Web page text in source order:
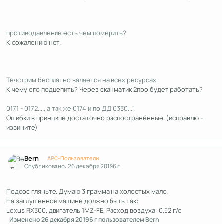
противодавление есть чем померить?
К сожалению нет.
Течстрим бесплатно валяется на всех ресурсах.
К чему его подцепить? Через сканматик 2про будет работать?
0171 - 0172...., а так же 0174 и по ДД 0330...".
Ошибки в принципе достаточно распостранённые. (исправлю -
извините)
Bern APC-Пользователи
Опубликовано:26 декабря 20196 г
Подсос гляньте. Думаю 3 грамма на холостых мало.
На заглушенной машине должно быть так:
Lexus RX300, двигатель 1MZ-FE, Расход воздуха: 0,52 г/с
Изменено26 декабря 20196 гпользователем Bern